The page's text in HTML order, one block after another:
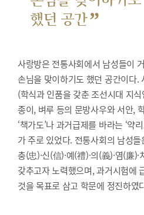
했던 공간”
사랑방은 전통사회에서 남성들이
손님을 맞이하기도 했던 공간이다.
(학식과 인품을 갖춘 조선시대 지
종이, 벼루 등의 문방사우와 서안,
‘책가도’나 과거급제를 바라는 ‘약
가 주로 있었다. 전통사회의 남성
충(忠)·신(信)·예(禮)·의(義)·염(廉
갖추고자 노력했으며, 과거시험에
것을 목표로 삼고 학문에 정진하였